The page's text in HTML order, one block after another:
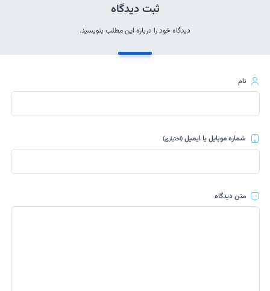
ثبت دیدگاه
دیدگاه خود را درباره این مطلب بنویسید.
نام
شماره موبایل یا ایمیل(اختیاری)
متن دیدگاه